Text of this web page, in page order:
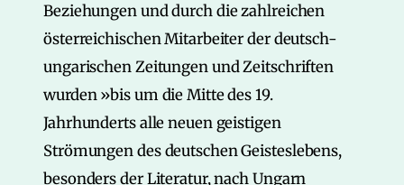
Beziehungen und durch die zahlreichen
österreichischen Mitarbeiter der deutsch-
ungarischen Zeitungen und Zeitschriften
wurden »bis um die Mitte des 19.
Jahrhunderts alle neuen geistigen
Strömungen des deutschen Geisteslebens,
besonders der Literatur, nach Ungarn